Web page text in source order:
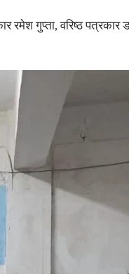
गुप्ता, वरिष्ठ पत्रकार